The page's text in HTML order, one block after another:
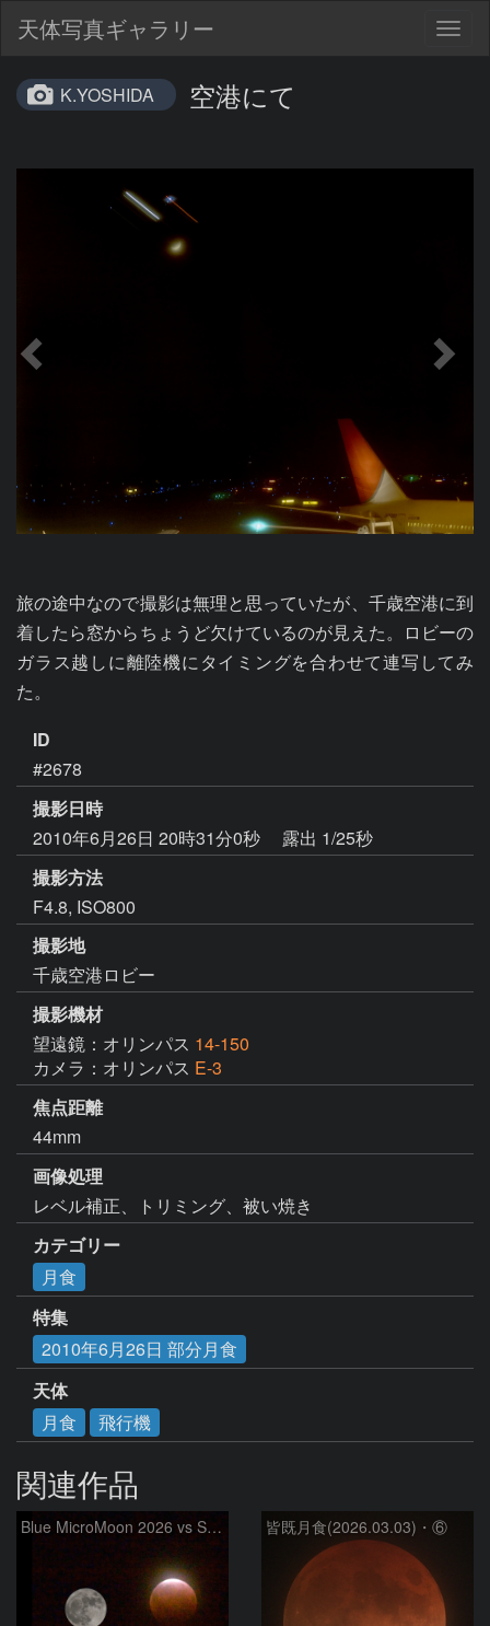
天体写真ギャラリー
K.YOSHIDA 空港にて
旅の途中なので撮影は無理と思っていたが、千歳空港に到
着したら窓からちょうど欠けているのが見えた。ロビーの
ガラス越しに離陸機にタイミングを合わせて連写してみ
た。
ID
#2678
撮影日時
2010年6月26日 20時31分0秒
露出 1/25秒
撮影方法
F4.8, ISO800
撮影地
千歳空港ロビー
撮影機材
望遠鏡：オリンパス 14-150
カメラ：オリンパス E-3
焦点距離
44mm
画像処理
レベル補正、トリミング、被い焼き
カテゴリー
月食
特集
2010年6月26日 部分月食
天体
月食
飛行機
関連作品
Blue MicroMoon 2026 vs SuperMoon at Total Eclipse 2021 皆既月食(2026.03.03)・⑥